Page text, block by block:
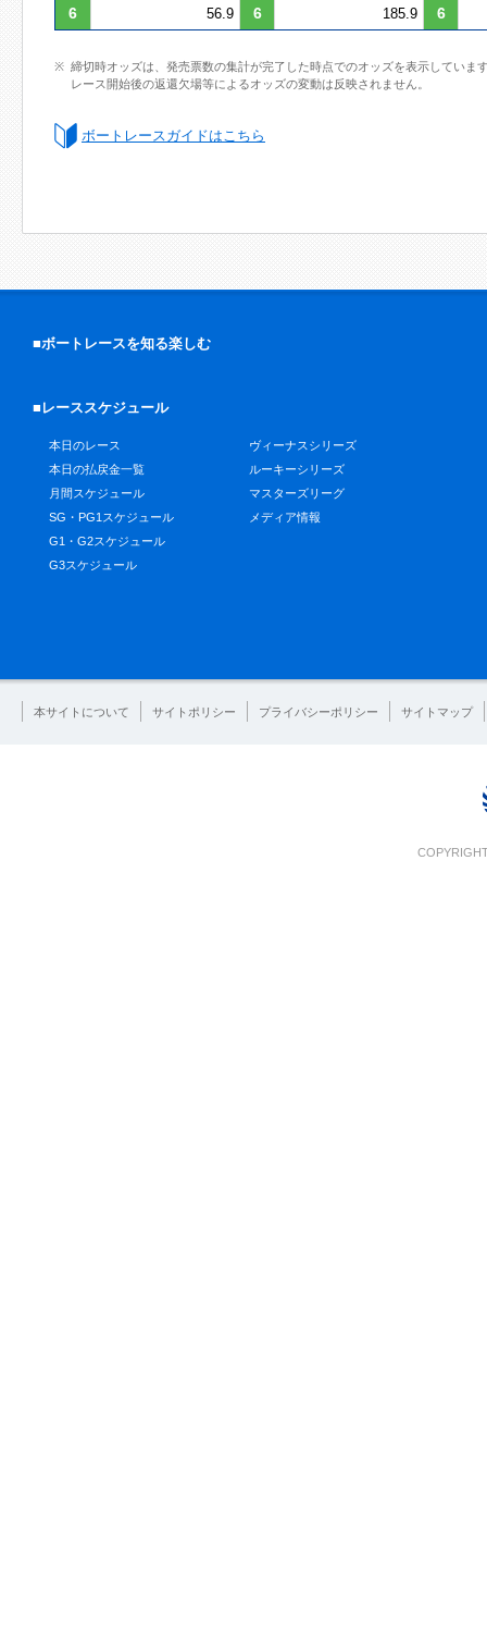
6
56.9 6 185.9 6
締切時オッズは、発売票数の集計が完了した時点でのオッズを表示していま
レース開始後の返還欠場等によるオッズの変動は反映されません。
ボートレースガイドはこちら
■ボートレースを知る楽しむ
■レーススケジュール
本日のレース
本日の払戻金一覧
月間スケジュール
SG・PG1スケジュール
G1・G2スケジュール
G3スケジュール
ヴィーナスシリーズ
ルーキーシリーズ
マスターズリーグ
メディア情報
本サイトについて サイトポリシー プライバシーポリシー サイトマップ